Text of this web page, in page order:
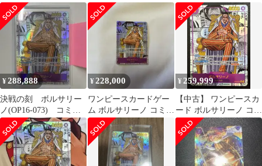
刻
¥288,888
決戦の刻 ボルサリー
ノ(OP16-073) コミッ
クパラレル超美品 最終
決戦割引
¥228,000
ワンピースカードゲー
ム ボルサリーノ コミパ
ラ
¥ 259,999
【中古】 ワンピースカ
ード ボルサリーノ コミ
パラ R★ OP16-073 決
戦の刻